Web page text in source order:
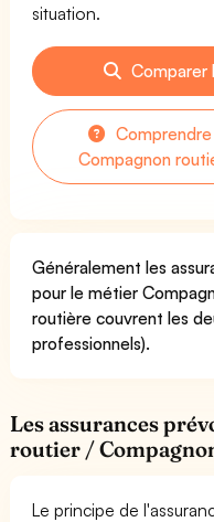
situation.
Comparer
Compagnon
Généralement les
pour le métier
routière couvrent les
professionnels).
Les assurances
routier /
Le principe de